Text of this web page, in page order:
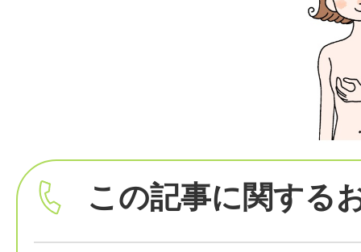
この記事に関する